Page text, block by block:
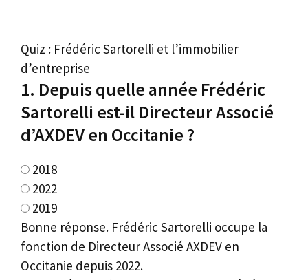
Quiz : Frédéric Sartorelli et l’immobilier
d’entreprise
1. Depuis quelle année Frédéric
Sartorelli est-il Directeur Associé
d’AXDEV en Occitanie ?
2018
2022
2019
Bonne réponse. Frédéric Sartorelli occupe la
fonction de Directeur Associé AXDEV en
Occitanie depuis 2022.